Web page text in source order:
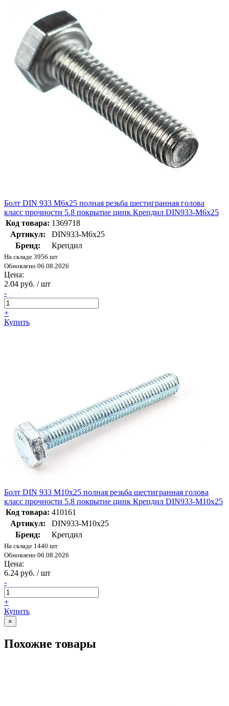
Болт DIN 933 М6х25 полная резьба шестигранная голова
класс прочности 5.8 покрытие цинк Крепдил DIN933-М6x25
Код товара: 1369718
Артикул:
DIN933-М6x25
Бренд:
Крепдил
На складе 3956 шт
Обновлено 06.08.2026
Цена:
2.04 руб. / шт
-
+
Купить
Болт DIN 933 М10х25 полная резьба шестигранная голова
класс прочности 5.8 покрытие цинк Крепдил DIN933-M10x25
Код товара: 410161
Артикул:
DIN933-M10x25
Бренд:
Крепдил
На складе 1440 шт
Обновлено 06.08.2026
Цена:
6.24 руб. / шт
-
+
Купить
×
Похожие товары